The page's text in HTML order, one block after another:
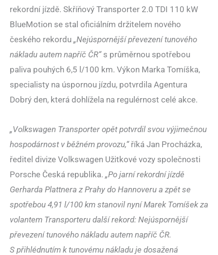
rekordní jízdě. Skříňový Transporter 2.0 TDI 110 kW
BlueMotion se stal oficiálním držitelem nového
českého rekordu „Nejúspornější převezení tunového
nákladu autem napříč ČR“s průměrnou spotřebou
paliva pouhých 6,5 l/100 km. Výkon Marka Tomíška,
specialisty na úspornou jízdu, potvrdila Agentura
Dobrý den, která dohlížela na regulérnost celé akce.
„Volkswagen Transporter opět potvrdil svou výjimečnou
hospodárnost v běžném provozu,“říká Jan Procházka,
ředitel divize Volkswagen Užitkové vozy společnosti
Porsche Česká republika. „Po jarní rekordní jízdě
Gerharda Plattnera z Prahy do Hannoveru a zpět se
spotřebou 4,91 l/100 km stanovil nyní Marek Tomíšek za
volantem Transporteru další rekord: Nejúspornější
převezení tunového nákladu autem napříč ČR.
S přihlédnutím k tunovému nákladu je dosažená